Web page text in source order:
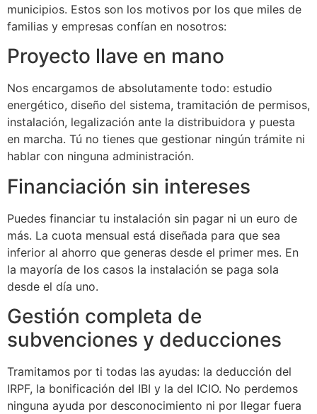
municipios. Estos son los motivos por los que miles de
familias y empresas confían en nosotros:
Proyecto llave en mano
Nos encargamos de absolutamente todo: estudio
energético, diseño del sistema, tramitación de permisos,
instalación, legalización ante la distribuidora y puesta
en marcha. Tú no tienes que gestionar ningún trámite ni
hablar con ninguna administración.
Financiación sin intereses
Puedes financiar tu instalación sin pagar ni un euro de
más. La cuota mensual está diseñada para que sea
inferior al ahorro que generas desde el primer mes. En
la mayoría de los casos la instalación se paga sola
desde el día uno.
Gestión completa de
subvenciones y deducciones
Tramitamos por ti todas las ayudas: la deducción del
IRPF, la bonificación del IBI y la del ICIO. No perdemos
ninguna ayuda por desconocimiento ni por llegar fuera